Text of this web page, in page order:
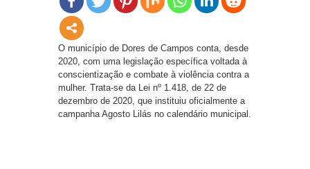
O município de Dores de Campos conta, desde
2020, com uma legislação específica voltada à
conscientização e combate à violência contra a
mulher. Trata-se da Lei nº 1.418, de 22 de
dezembro de 2020, que instituiu oficialmente a
campanha Agosto Lilás no calendário municipal.